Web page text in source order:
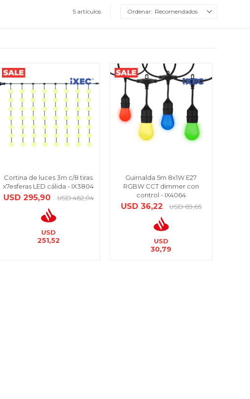
5 artículos Recomendados
Cortina de luces 3m c/8 tiras
x7esferas LED cálida - IX3804
USD 295,90 USD 462,04
USD
251,52
Guirnalda 5m 8x1W E27
RGBW CCT dimmer con
control - IX4064
USD 36,22 USD 69,65
USD
30,79